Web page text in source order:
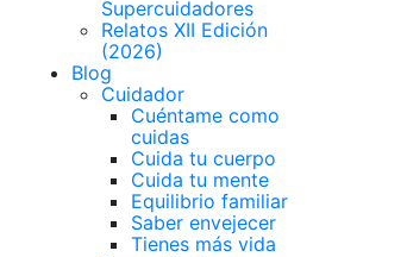
Supercuidadores
Relatos XII Edición
(2026)
Blog
Cuidador
Cuéntame como
cuidas
Cuida tu cuerpo
Cuida tu mente
Equilibrio familiar
Saber envejecer
Tienes más vida